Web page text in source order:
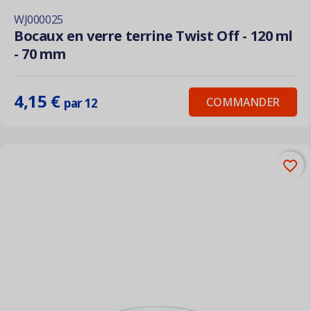
WJ000025
Bocaux en verre terrine Twist Off - 120 ml
- 70 mm
4,15 € par 12 COMMANDER
favorite_border